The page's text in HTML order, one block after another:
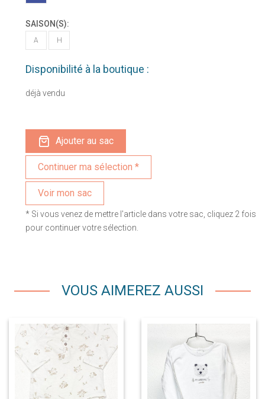
SAISON(S):
A H
Disponibilité à la boutique :
déjà vendu
Ajouter au sac
Voir mon sac
* Si vous venez de mettre l'article dans votre sac, cliquez 2 fois
pour continuer votre sélection.
VOUS AIMEREZ AUSSI